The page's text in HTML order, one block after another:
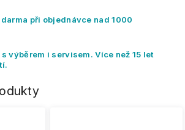
při objednávce nad 1000
výběrem i servisem. Více než 15 let